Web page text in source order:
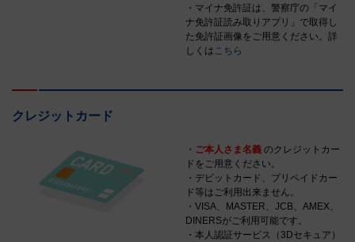
・マイナ免許証は、警察庁の「マイ
ナ免許証読み取りアプリ」で取得し
た免許証画像をご用意ください。詳
しくは こちら
クレジットカード
・ ご本人さま名義 のクレジットカー
ドをご用意ください。
・デビットカード、プリペイドカー
ド等はご利用出来ません。
・VISA、MASTER、JCB、AMEX、
DINERSがご利用可能です。
・本人認証サービス（3Dセキュア）